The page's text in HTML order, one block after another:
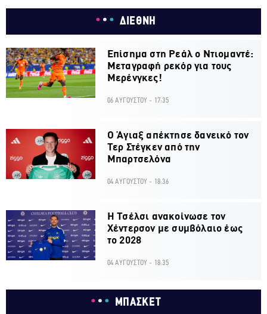
ΔΙΕΘΝΗ
Επίσημα στη Ρεάλ ο Ντιομαντέ:
Μεταγραφή ρεκόρ για τους
Μερένγκες!
06 ΑΥΓΟΥΣΤΟΥ - 17:35
Ο Άγιαξ απέκτησε δανεικό τον
Τερ Στέγκεν από την
Μπαρτσελόνα
04 ΑΥΓΟΥΣΤΟΥ - 18:36
H Τσέλσι ανακοίνωσε τον
Χέντερσον με συμβόλαιο έως
το 2028
04 ΑΥΓΟΥΣΤΟΥ - 18:35
ΜΠΑΣΚΕΤ